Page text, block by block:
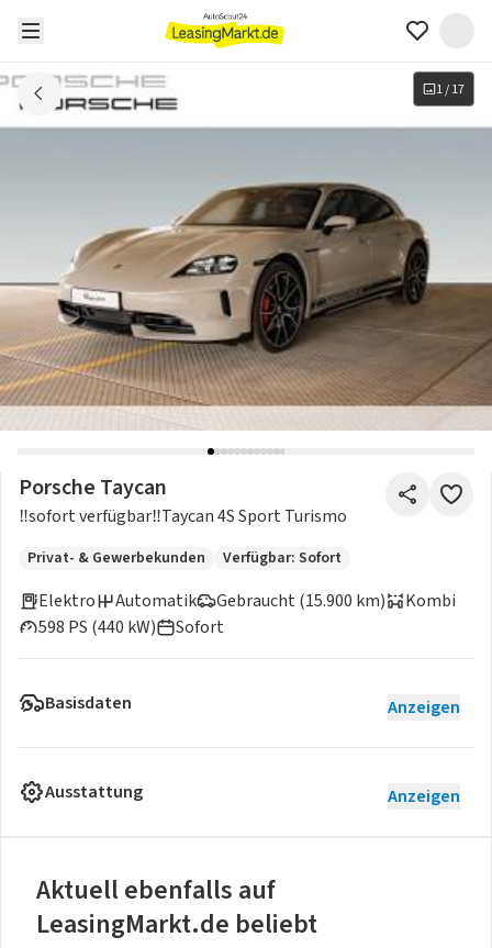
1/17
Porsche Taycan
‼️sofort verfügbar‼️Taycan 4S Sport Turismo
Privat- & Gewerbekunden Verfügbar: Sofort
Elektro
Gebraucht (15.900 km)
598 PS (440 kW)
Automatik
Kombi
Sofort
Basisdaten Anzeigen
Ausstattung Anzeigen
Aktuell ebenfalls auf
LeasingMarkt.de beliebt